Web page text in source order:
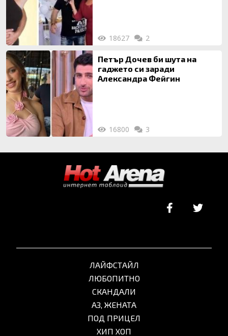
18627 2
Петър Дочев би шута на
гаджето си заради
Александра Фейгин
16800 3
ЛАЙФСТАЙЛ
ЛЮБОПИТНО
СКАНДАЛИ
АЗ, ЖЕНАТА
ПОД ПРИЦЕЛ
ХИП ХОП